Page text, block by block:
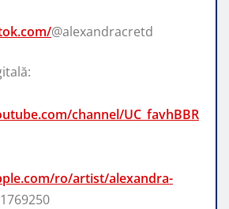
@alexandracretd
channel/UC_favhBBR
ro/artist/alexandra-